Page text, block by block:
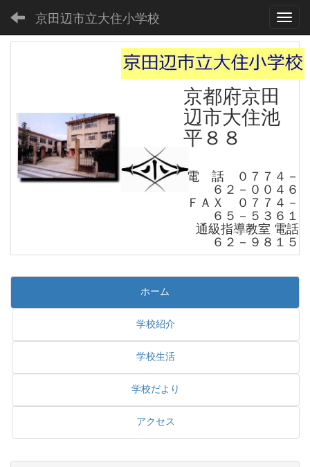
京田辺市立大住小学校
京都府京田
辺市大住池
平８８
電 話 ０７７４－
６２－００４６
ＦＡＸ ０７７４－
６５－５３６１
通級指導教室 電話
６２－９８１５
ホーム
学校紹介
学校生活
学校だより
アクセス